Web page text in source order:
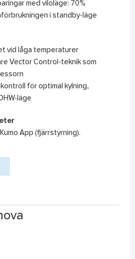
med viloläge: 70%
i standby-läge
vid låga temperaturer
Vector Control-teknik som
för optimal kylning,
läge
App (fjärrstyrning).